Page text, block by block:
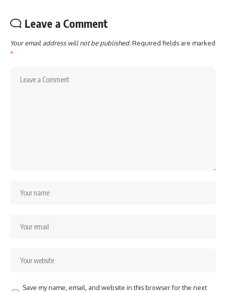
Leave a Comment
Your email address will not be published.Required fields are marked
*
Save my name, email, and website in this browser for the next